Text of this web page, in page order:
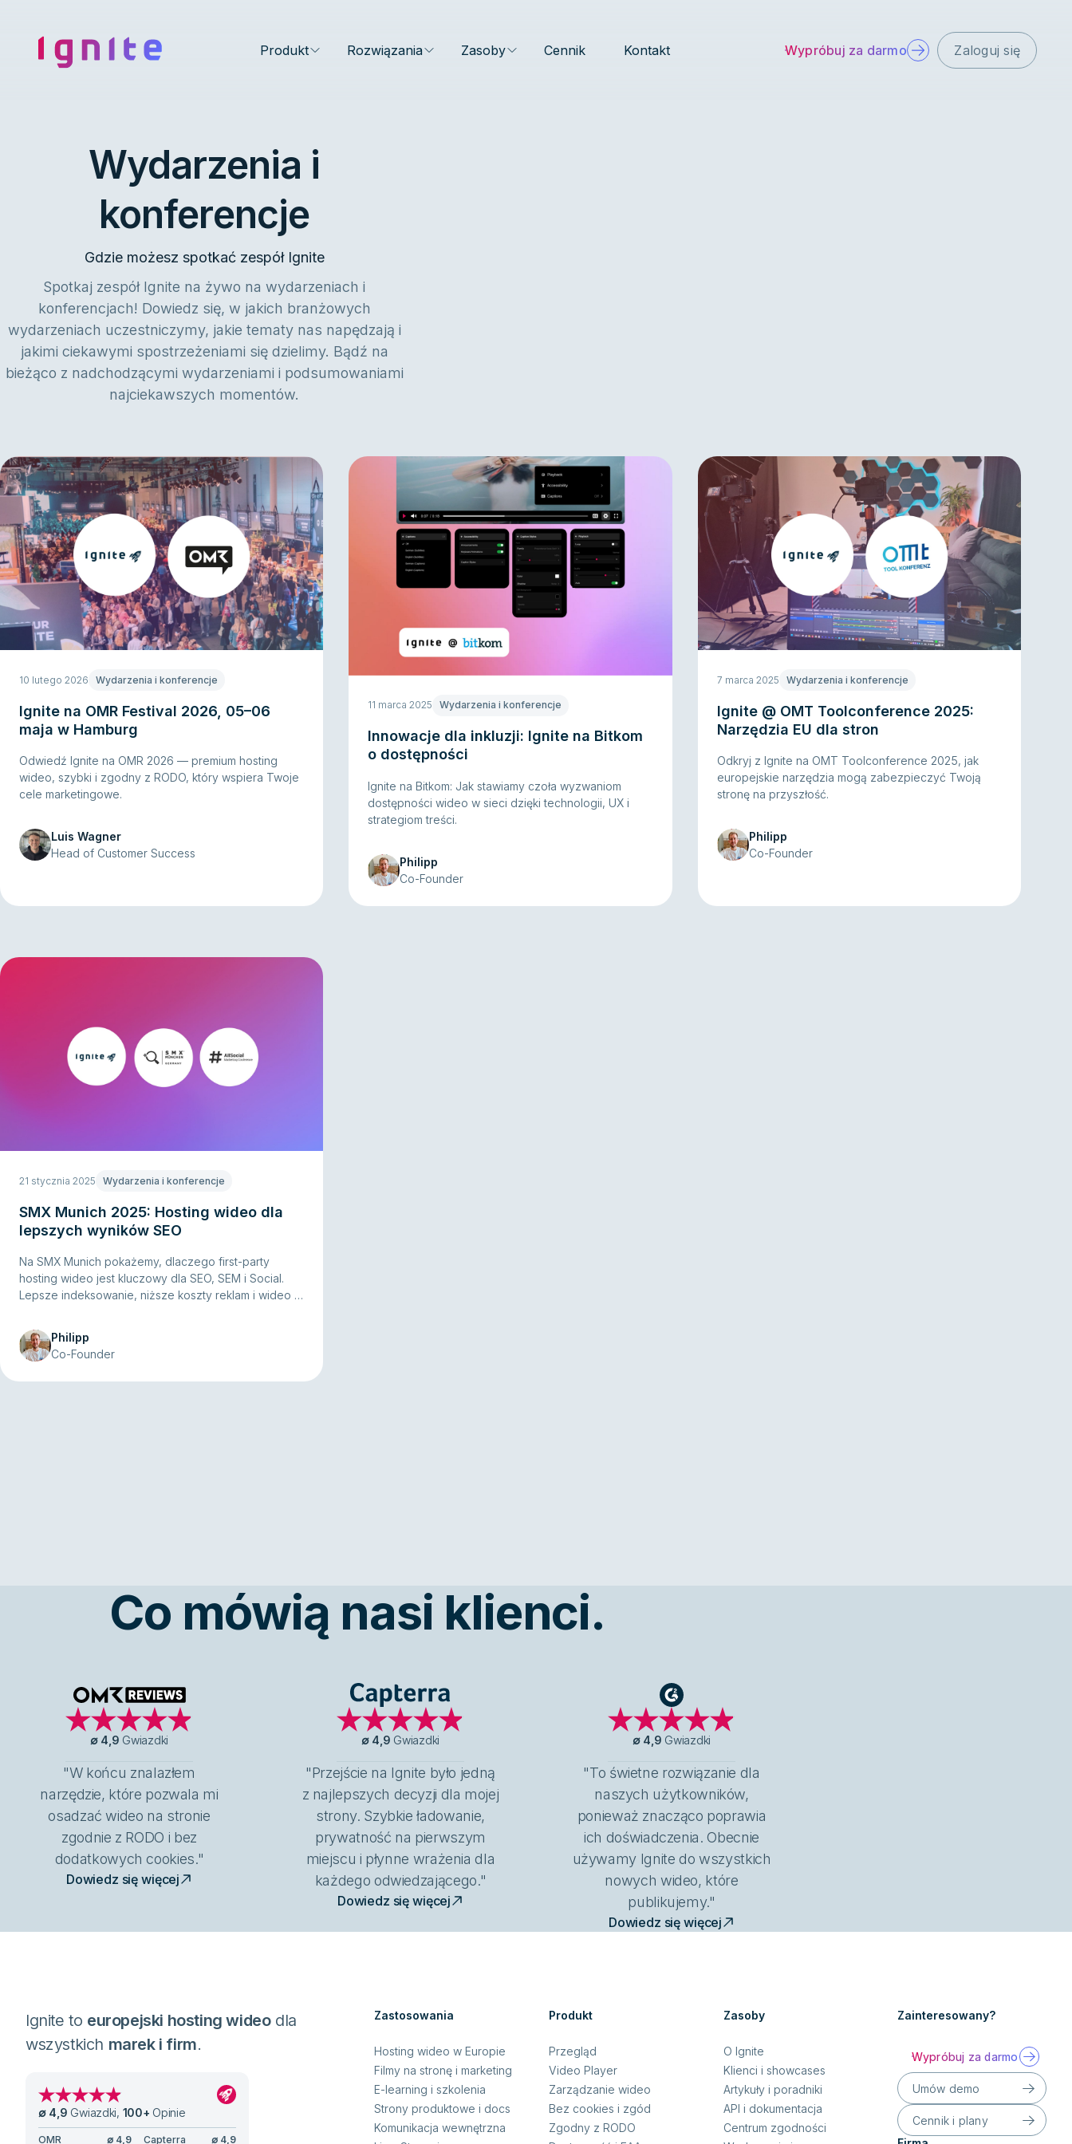
Ignite • Video Experience Cloud Produkt Rozwiązania Zasoby Cennik Kontakt Wypróbuj za darmo Zaloguj się
Wydarzenia i
konferencje
Gdzie możesz spotkać zespół Ignite
Spotkaj zespół Ignite na żywo na wydarzeniach i
konferencjach! Dowiedz się, w jakich branżowych
wydarzeniach uczestniczymy, jakie tematy nas napędzają i
jakimi ciekawymi spostrzeżeniami się dzielimy. Bądź na
bieżąco z nadchodzącymi wydarzeniami i podsumowaniami
najciekawszych momentów.
10 lutego 2026 Wydarzenia i konferencje
Ignite na OMR Festival 2026, 05–06
maja w Hamburg
Odwiedź Ignite na OMR 2026 — premium hosting
wideo, szybki i zgodny z RODO, który wspiera Twoje
cele marketingowe.
Luis Wagner
Head of Customer Success
11 marca 2025 Wydarzenia i konferencje
Innowacje dla inkluzji: Ignite na Bitkom
o dostępności
Ignite na Bitkom: Jak stawiamy czoła wyzwaniom
dostępności wideo w sieci dzięki technologii, UX i
strategiom treści.
Philipp
Co-Founder
7 marca 2025 Wydarzenia i konferencje
Ignite @ OMT Toolconference 2025:
Narzędzia EU dla stron
Odkryj z Ignite na OMT Toolconference 2025, jak
europejskie narzędzia mogą zabezpieczyć Twoją
stronę na przyszłość.
Philipp
Co-Founder
21 stycznia 2025 Wydarzenia i konferencje
SMX Munich 2025: Hosting wideo dla
lepszych wyników SEO
Na SMX Munich pokażemy, dlaczego first-party
hosting wideo jest kluczowy dla SEO, SEM i Social.
Lepsze indeksowanie, niższe koszty reklam i wideo z
page'ach – bez cookies, zgodny z RODO i
błyskawicznie szybki.
Philipp
Co-Founder
Co mówią nasi klienci.
OMR Reviews
∅ 4,9 Gwiazdki
"W końcu znalazłem
narzędzie, które pozwala mi
osadzać wideo na stronie
zgodnie z RODO i bez
dodatkowych cookies."
Dowiedz się więcej
Capterra
∅ 4,9 Gwiazdki
"Przejście na Ignite było jedną
z najlepszych decyzji dla mojej
strony. Szybkie ładowanie,
prywatność na pierwszym
miejscu i płynne wrażenia dla
każdego odwiedzającego."
Dowiedz się więcej
G2
∅ 4,9 Gwiazdki
"To świetne rozwiązanie dla
naszych użytkowników,
ponieważ znacząco poprawia
ich doświadczenia. Obecnie
używamy Ignite do wszystkich
nowych wideo, które
publikujemy."
Dowiedz się więcej
Ignite to europejski hosting wideodla
wszystkich marek i firm.
∅ 4,9 Gwiazdki, 100+ Opinie
OMR ∅ 4,9 Capterra ∅ 4,9
Zastosowania
Hosting wideo w Europie
Filmy na stronę i marketing
E-learning i szkolenia
Strony produktowe i docs
Komunikacja wewnętrzna
Produkt
Przegląd
Video Player
Zarządzanie wideo
Bez cookies i zgód
Zgodny z RODO
Zasoby
O Ignite
Klienci i showcases
Artykuły i poradniki
API i dokumentacja
Centrum zgodności
Zainteresowany?
Wypróbuj za darmo
Umów demo
Cennik i plany